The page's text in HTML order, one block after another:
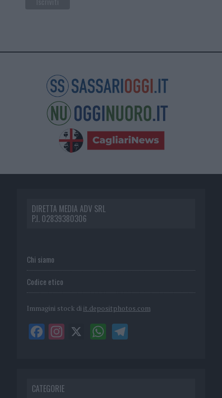
DIRETTA MEDIA ADV SRL
P.I. 02839380306
Chi siamo
Codice etico
Immagini stock di it.depositphotos.com
CATEGORIE